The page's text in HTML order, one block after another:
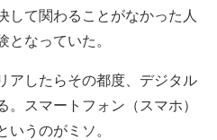
して関わることがなかった人
となっていた。
したらその都度、デジタル
。スマートフォン（スマホ）
いうのがミソ。